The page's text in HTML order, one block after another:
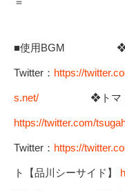
■使用BGM
Twitter： https://
s.net/ ❖トマト
https://twitter.com/
Twitter： https://
ト【品川シーサイド】